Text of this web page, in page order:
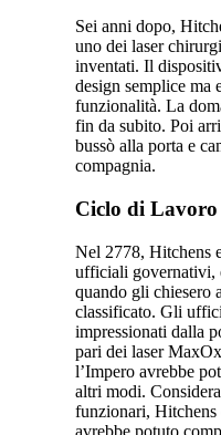
Sei anni dopo,
uno dei laser
inventati. Il
design semplice ma
funzionalità. La
fin da subito. Poi
bussò alla porta e
compagnia.
Ciclo di Lavoro
Nel 2778, Hitchens
ufficiali governativi,
quando gli chiesero
classificato. Gli
impressionati dalla
pari dei laser
l’Impero avrebbe
altri modi.
funzionari, Hitchens
avrebbe potuto